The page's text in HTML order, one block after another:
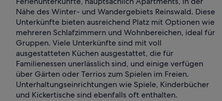
Nähe des Winter- und Wandergebiets Reinswald. Diese
Unterkünfte bieten ausreichend Platz mit Optionen wie
mehreren Schlafzimmern und Wohnbereichen, ideal für
Gruppen. Viele Unterkünfte sind mit voll
ausgestatteten Küchen ausgestattet, die für
Familienessen unerlässlich sind, und einige verfügen
über Gärten oder Terrios zum Spielen im Freien.
Unterhaltungseinrichtungen wie Spiele, Kinderbücher
und Kickertische sind ebenfalls oft enthalten.